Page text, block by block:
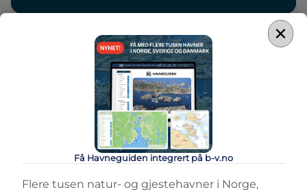
DAYCRUISER
Saxdor 320 GTO
×
Få Havneguiden integrert på b-v.no
Flere tusen natur- og gjestehavner i Norge,